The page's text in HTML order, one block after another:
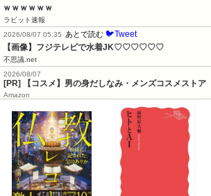
ｗｗｗｗｗｗ
ラビット速報
2026/08/07 05:35
あとで読む 🐦Tweet
【画像】フジテレビで水着JK♡♡♡♡♡♡
不思議.net
2026/08/07
[PR] 【コスメ】男の身だしなみ・メンズコスメストア
Amazon